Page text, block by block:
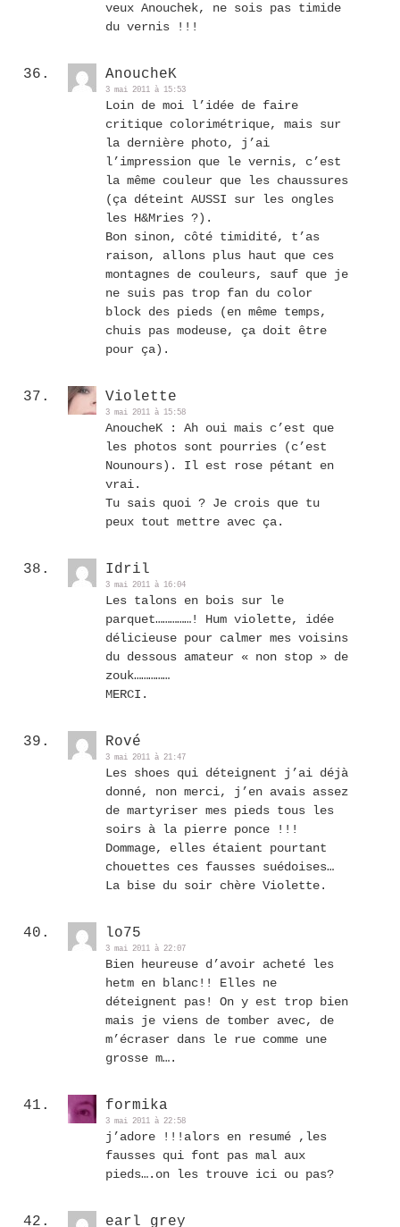
veux Anouchek, ne sois pas timide
du vernis !!!
AnoucheK
3 mai 2011 à 15:53
Loin de moi l’idée de faire
critique colorimétrique, mais sur
la dernière photo, j’ai
l’impression que le vernis, c’est
la même couleur que les chaussures
(ça déteint AUSSI sur les ongles
les H&Mries ?).
Bon sinon, côté timidité, t’as
raison, allons plus haut que ces
montagnes de couleurs, sauf que je
ne suis pas trop fan du color
block des pieds (en même temps,
chuis pas modeuse, ça doit être
pour ça).
Violette
3 mai 2011 à 15:58
AnoucheK : Ah oui mais c’est que
les photos sont pourries (c’est
Nounours). Il est rose pétant en
vrai.
Tu sais quoi ? Je crois que tu
peux tout mettre avec ça.
Idril
3 mai 2011 à 16:04
Les talons en bois sur le
parquet……………! Hum violette, idée
délicieuse pour calmer mes voisins
du dessous amateur « non stop » de
zouk……………
MERCI.
Rové
3 mai 2011 à 21:47
Les shoes qui déteignent j’ai déjà
donné, non merci, j’en avais assez
de martyriser mes pieds tous les
soirs à la pierre ponce !!!
Dommage, elles étaient pourtant
chouettes ces fausses suédoises…
La bise du soir chère Violette.
lo75
3 mai 2011 à 22:07
Bien heureuse d’avoir acheté les
hetm en blanc!! Elles ne
déteignent pas! On y est trop bien
mais je viens de tomber avec, de
m’écraser dans le rue comme une
grosse m….
formika
3 mai 2011 à 22:58
j’adore !!!alors en resumé ,les
fausses qui font pas mal aux
pieds….on les trouve ici ou pas?
earl grey